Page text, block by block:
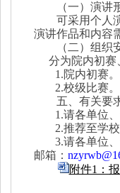
（一）演讲
可采用个人
演讲作品和内容
（二）组织
分为院内初赛
1.院内初赛
2.校级比赛
五、有关要
1.请各单位
2.推荐至学
3.请各单位
邮箱：
附件1：